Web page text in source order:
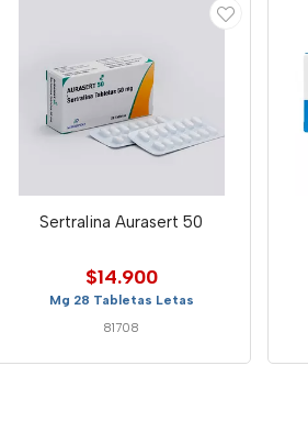
Sertralina Aurasert 50
$14.900
Mg 28 Tabletas Letas
81708